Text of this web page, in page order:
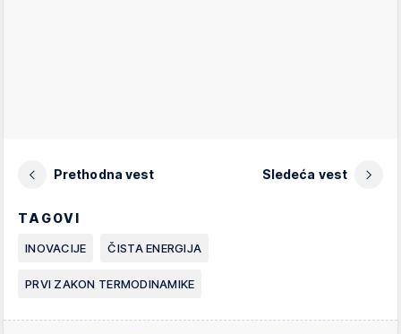
Prethodna vest Sledeća vest
TAGOVI
INOVACIJE ČISTA ENERGIJA
PRVI ZAKON TERMODINAMIKE